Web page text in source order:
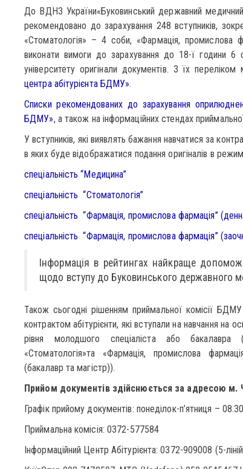
До ВДНЗ України«Буковинський державний
рекомендовано до зарахування 248 вступників,
«Стоматологія» – 4 соби, «Фармація, промислова
виконати вимоги до зарахування до 18-ї години 6
університету оригінали документів. З їх
центра абітурієнта БДМУ».
Списки рекомендованих до зарахування
БДМУ», а також на інформаційних стендах
У вступників, які виявлять бажання навчатися за
в яких буде відображатися подання оригіналів в
спеціальність “Медицина”
спеціальність “Стоматологія”
спеціальність “Фармація, промислова фармація”
спеціальність “Фармація, промислова фармація”
Інформація в рейтингах найкраще
щодо вступу до Буковинського державного
Також сьогодні рішенням приймальної комісії
контрактом абітурієнти, які вступали на навчання на
рівня молодшого спеціаліста або
«Стоматологія»та «Фармація, промислова
(бакалавр та магістр)).
Прийом документів здійснюється за адресою м.
Графік прийому документів: понеділок-п’ятниця –
Приймальна комісія: 0372-577584
Інформаційний Центр Абітурієнта: 0372-909008 (5-